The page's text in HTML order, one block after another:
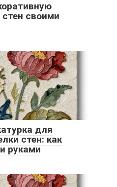
своими
для
стен: как
руками